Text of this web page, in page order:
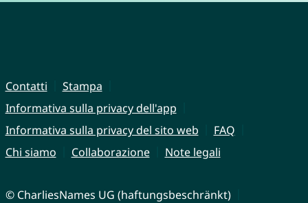
Contatti
Stampa
Informativa sulla privacy dell'app
Informativa sulla privacy del sito web
FAQ
Chi siamo
Collaborazione Note legali
© CharliesNames UG (haftungsbeschränkt)